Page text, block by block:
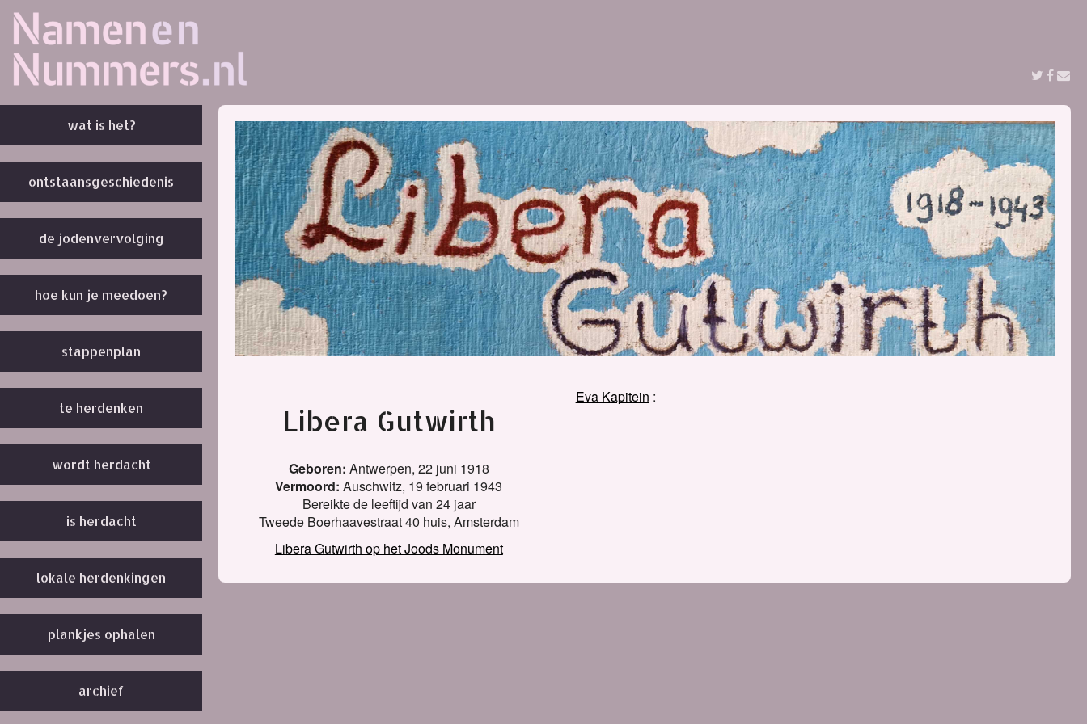
wat is het?
ontstaansgeschiedenis
de jodenvervolging
hoe kun je meedoen?
stappenplan
te herdenken
wordt herdacht
is herdacht
lokale herdenkingen
plankjes ophalen
archief
Libera Gutwirth
Geboren: Antwerpen, 22 juni 1918
Vermoord: Auschwitz, 19 februari 1943
Bereikte de leeftijd van 24 jaar
Tweede Boerhaavestraat 40 huis, Amsterdam
Libera Gutwirth op het Joods Monument
Eva Kapitein